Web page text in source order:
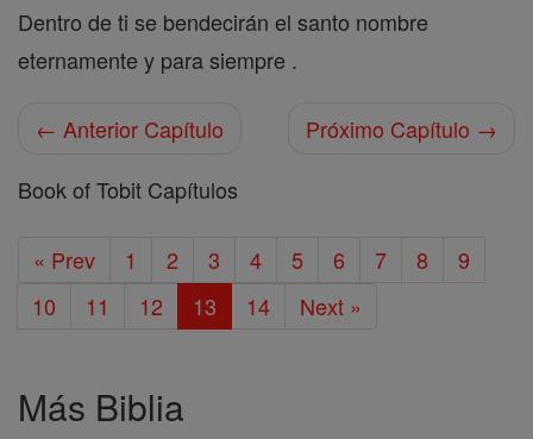
Dentro de ti se bendecirán el santo nombre
eternamente y para siempre .
← Anterior Capítulo
Próximo Capítulo →
Book of Tobit Capítulos
« Prev 1 2 3 4 5 6 7 8
9
10
11 12 13 14 Next »
Más Biblia